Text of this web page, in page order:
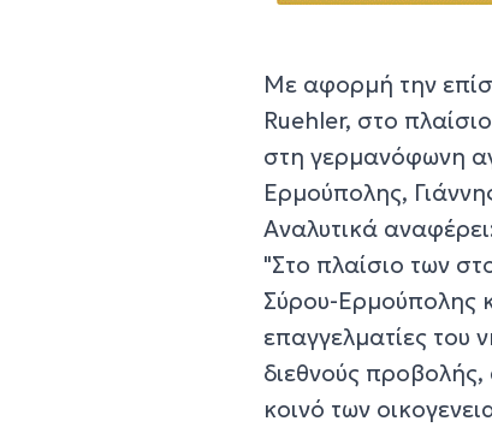
Με αφορμή την
Ruehler, στο
στη γερμανόφωνη
Ερμούπολης,
Αναλυτικά
"Στο πλαίσιο των
Σύρου-Ερμούπολης
επαγγελματίες του
διεθνούς
κοινό των